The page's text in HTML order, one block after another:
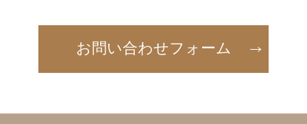
お問い合わせフォーム